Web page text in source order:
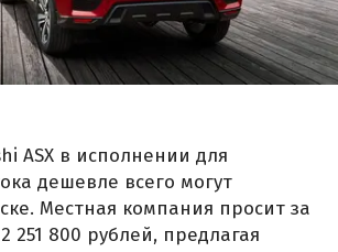
ASX в исполнении для
дешевле всего могут
Местная компания просит за
251 800 рублей, предлагая